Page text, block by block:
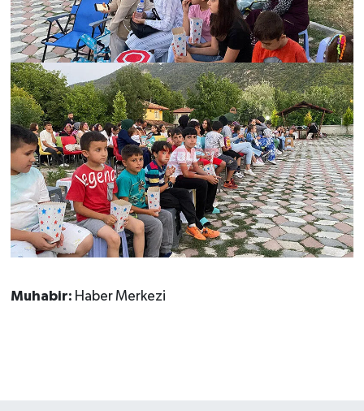
Muhabir: Haber Merkezi